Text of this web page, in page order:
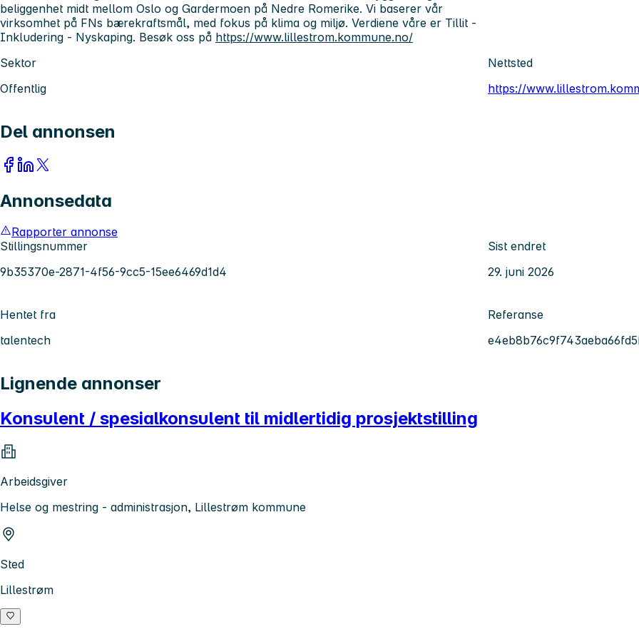
beliggenhet midt mellom Oslo og Gardermoen på Nedre Romerike. Vi baserer vår
virksomhet på FNs bærekraftsmål, med fokus på klima og miljø. Verdiene våre er Tillit -
Inkludering - Nyskaping. Besøk oss på https://www.lillestrom.kommune.no/
Sektor
Offentlig
Nettsted
https://
Del annonsen
Annonsedata
Rapporter annonse
Stillingsnummer
9b35370e-2871-4f56-9cc5-15ee6469d1d4
Sist endret
29. juni 2026
Hentet fra
talentech
Referanse
Lignende annonser
Konsulent / spesialkonsulent til midlertidig prosjektstilling
Arbeidsgiver
Helse og mestring - administrasjon, Lillestrøm kommune
Sted
Lillestrøm